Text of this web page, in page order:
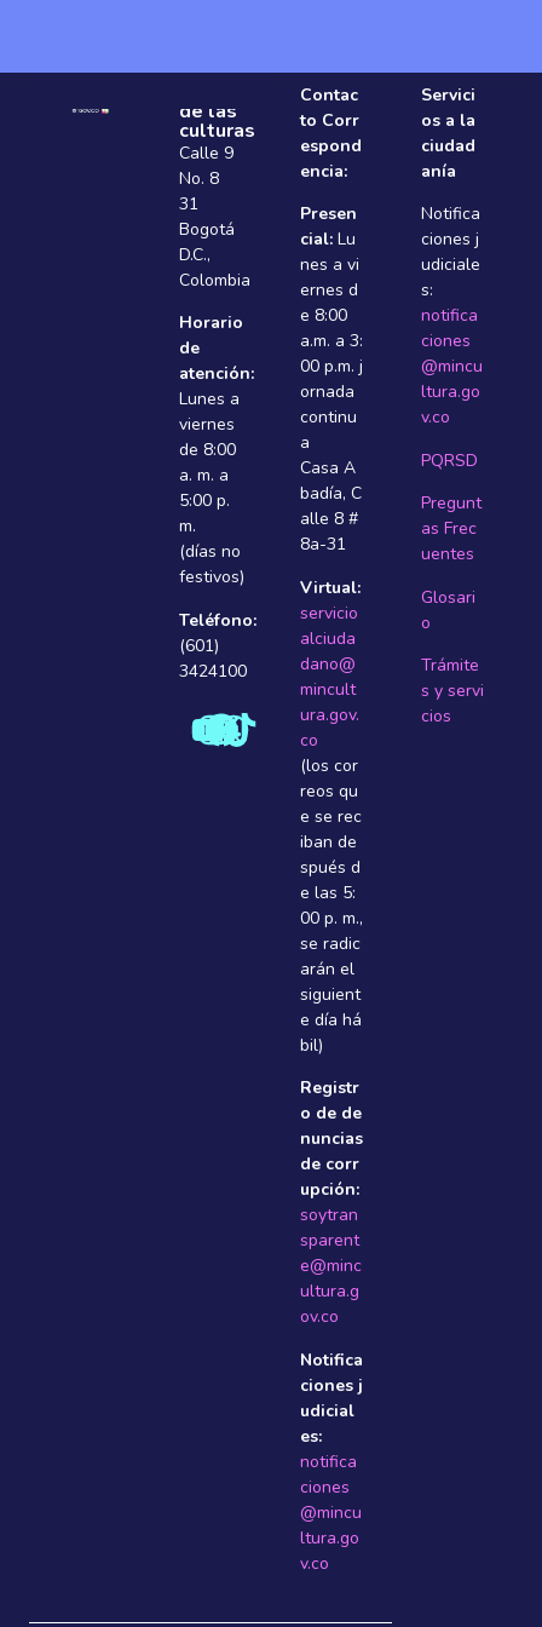
de las
culturas
Calle 9
No. 8
31
Bogotá
D.C.,
Colombia
Horario
de
atención:
Lunes a
viernes
de 8:00
a. m. a
5:00 p.
m.
(días no
festivos)
Teléfono:
(601)
3424100
Contac
to Corr
espond
encia:
Presen
cial: Lu
nes a vi
ernes d
e 8:00
a.m. a 3:
00 p.m. j
ornada
continu
a
Casa A
badí­a, C
alle 8 #
8a-31
Virtual:
servicio
alciuda
dano@
mincult
ura.gov.
co
(los cor
reos qu
e se rec
iban de
spués d
e las 5:
00 p. m.,
se radic
arán el
siguient
e dí­a há
bil)
Registr
o de de
nuncias
de corr
upción:
soytran
sparent
e@minc
ultura.g
ov.co
Notifica
ciones j
udicial
es:
notifica
ciones
@mincu
ltura.go
v.co
Servici
os a la
ciudad
anía
Notifica
ciones j
udiciale
s:
notifica
ciones
@mincu
ltura.go
v.co
PQRSD
Pregunt
as Frec
uentes
Glosari
o
Trámite
s y servi
cios